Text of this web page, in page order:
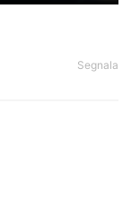
Segnala